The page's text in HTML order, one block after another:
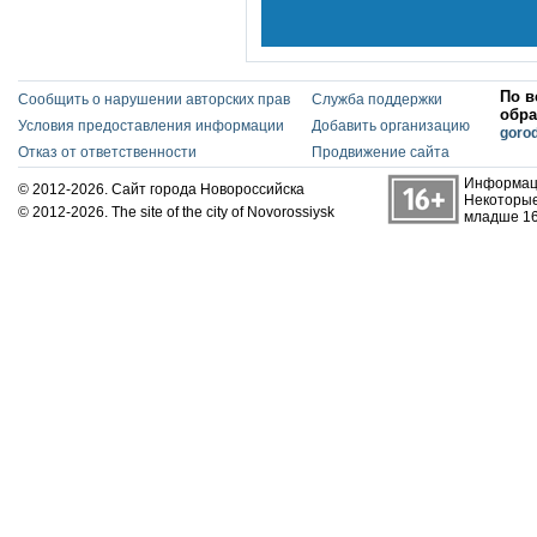
Сообщить о нарушении авторских прав
Условия предоставления информации
Отказ от ответственности
Служба поддержки
Добавить организацию
Продвижение сайта
По
© 2012-2026. Сайт города Новороссийска
© 2012-2026. The site of the city of Novorossiysk
младше